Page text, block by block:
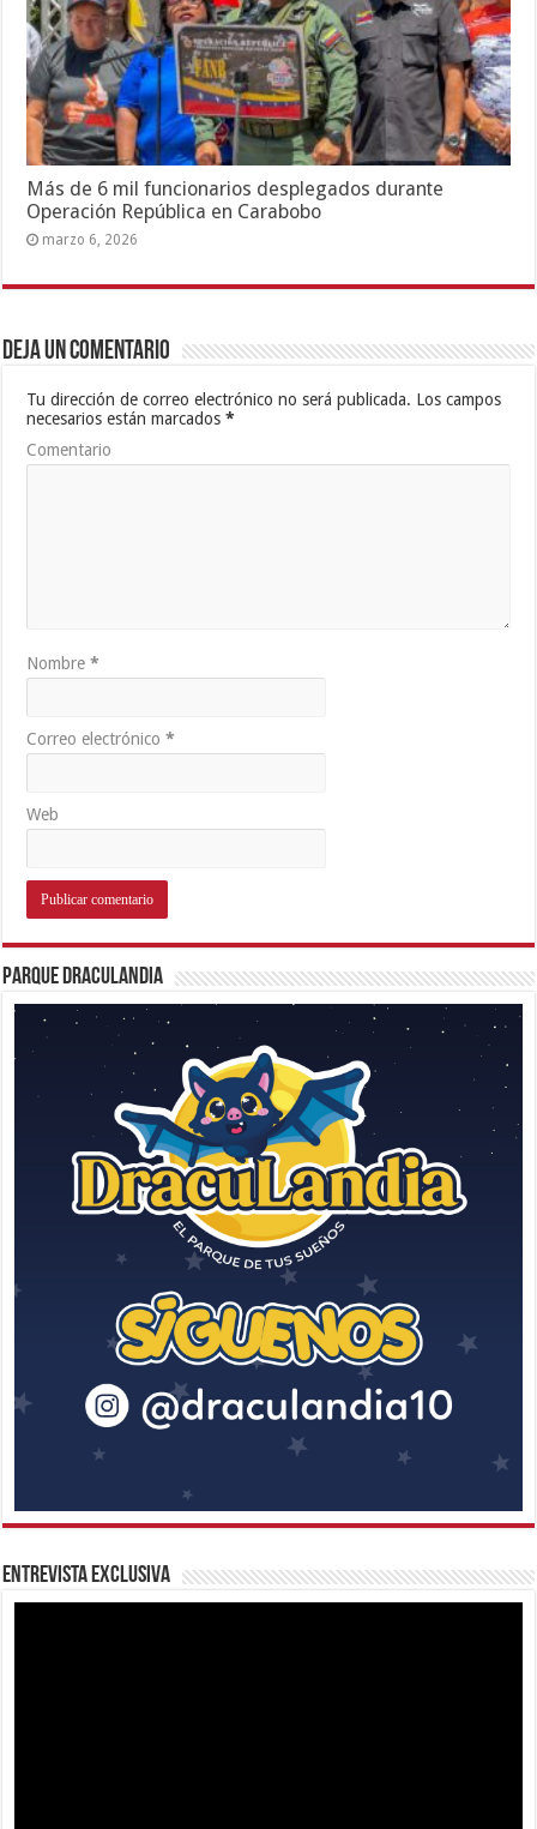
Más de 6 mil funcionarios desplegados durante
Operación República en Carabobo
marzo 6, 2026
Deja un comentario
Tu dirección de correo electrónico no será publicada. Los campos
necesarios están marcados*
Comentario
Nombre*
Correo electrónico*
Web
Parque Draculandia
Entrevista Exclusiva